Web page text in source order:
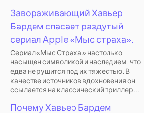
Завораживающий Хавьер
Бардем спасает раздутый
сериал Apple «Мыс страха».
Сериал «Мыс Страха » настолько
насыщен символикой и наследием, что
едва не рушится под их тяжестью. В
качестве источников вдохновения он
ссылается на классический триллер...
Почему Хавьер Бардем